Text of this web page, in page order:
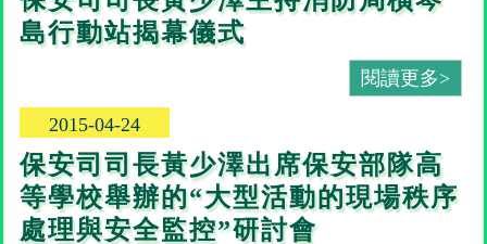
島行動站揭幕儀式
閱讀更多>
2015-04-24
保安司司長黃少澤出席保安部隊高
等學校舉辦的“大型活動的現場秩序
處理與安全監控”研討會